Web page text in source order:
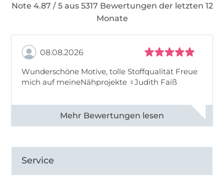
Note 4.87 / 5 aus 5317 Bewertungen der letzten 12
Monate
08.08.2026
Wunderschöne Motive, tolle Stoffqualität Freue
mich auf meineNähprojekte ♀Judith Faiß
Alle 82990 Bewertungen ansehen
Service